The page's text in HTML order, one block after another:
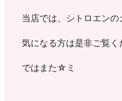
当店では、シトロエンの
気になる方は是非ご覧く
ではまた☆ミ